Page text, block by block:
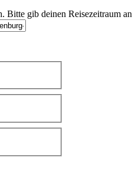
Bitte gib deinen Reisezeitraum